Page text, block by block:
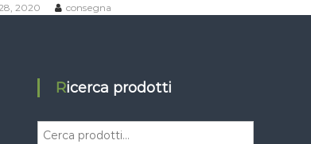
2020 consegna
Ricerca prodotti
C